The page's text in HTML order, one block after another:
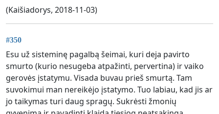
(Kaišiadorys, 2018-11-03)
#350
Esu už sisteminę pagalbą šeimai, kuri deja pavirto
smurto (kurio nesugeba atpažinti, pervertina) ir vaiko
gerovės įstatymu. Visada buvau prieš smurtą. Tam
suvokimui man nereikėjo įstatymo. Tuo labiau, kad jis ar
jo taikymas turi daug spragų. Sukrėsti žmonių